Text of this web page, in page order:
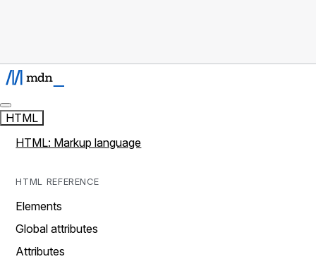
HTML
HTML: Markup language
HTML REFERENCE
Elements
Global attributes
Attributes